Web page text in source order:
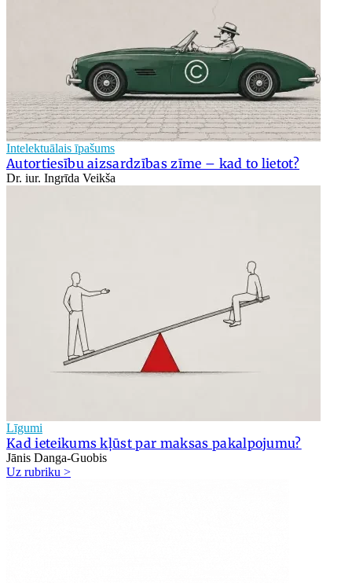
Intelektuālais īpašums
Autortiesību aizsardzības zīme – kad to lietot?
Dr. iur. Ingrīda Veikša
Līgumi
Kad ieteikums kļūst par maksas pakalpojumu?
Jānis Danga-Guobis
Uz rubriku >